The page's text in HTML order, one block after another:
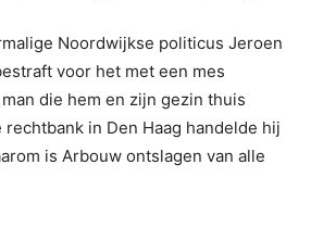
Noordwijkse politicus Jeroen
voor het met een mes
die hem en zijn gezin thuis
in Den Haag handelde hij
is Arbouw ontslagen van alle